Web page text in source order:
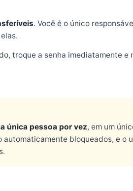
. Você é o único
troque a senha imediatamente e
única pessoa por vez, em um
automaticamente bloqueados, e